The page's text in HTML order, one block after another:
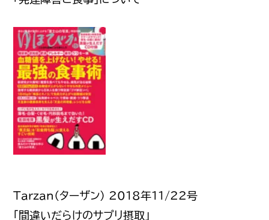
Tarzan（ターザン） 2018年11/22号
「間違いだらけのサプリ摂取」